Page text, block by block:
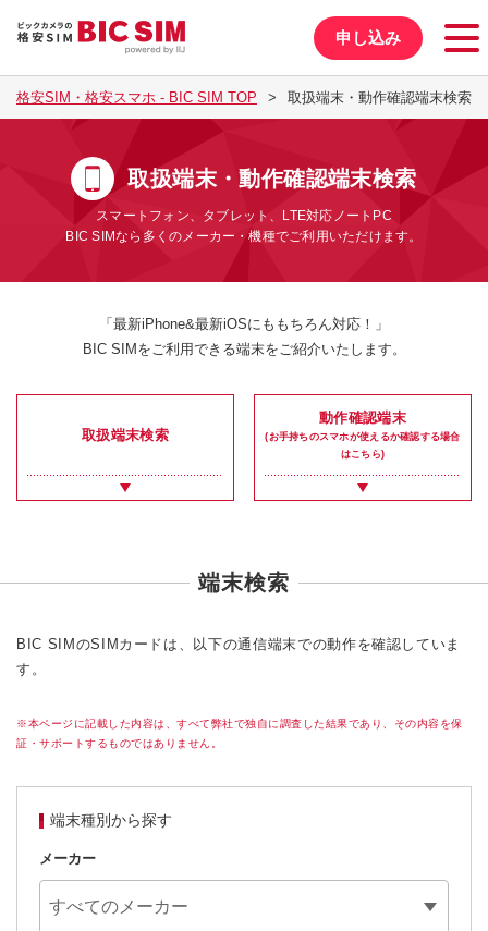
申し込み
格安SIM・格安スマホ - BIC SIM TOP 取扱端末・動作確認端末検索
取扱端末・動作確認端末検索
スマートフォン、タブレット、LTE対応ノートPC
BIC SIMなら多くのメーカー・機種でご利用いただけます。
「最新iPhone&最新iOSにももちろん対応！」
BIC SIMをご利用できる端末をご紹介いたします。
取扱端末検索
動作確認端末
(お手持ちのスマホが使えるか確認する場合
はこちら)
端末検索
BIC SIMのSIMカードは、以下の通信端末での動作を確認していま
す。
※本ページに記載した内容は、すべて弊社で独自に調査した結果であり、その内容を保
証・サポートするものではありません。
端末種別から探す
メーカー